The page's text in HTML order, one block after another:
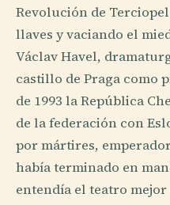
Revolución de
llaves y vaciando el
Václav Havel,
castillo de Praga como
de 1993 la República
de la federación con
por mártires,
había terminado en
entendía el teatro mejor